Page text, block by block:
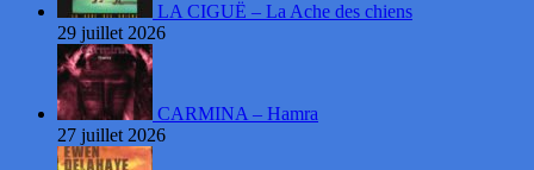
LA CIGUË – La Ache des chiens
29 juillet 2026
CARMINA – Hamra
27 juillet 2026